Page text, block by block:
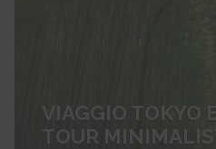
VIAGGIO TOKYO
TOUR